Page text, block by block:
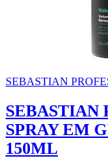
SEBASTIAN
SEBASTIAN
SPRAY EM
150ML